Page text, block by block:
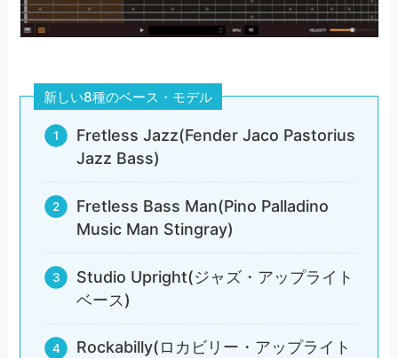
新しい8種のベース・モデル
Fretless Jazz(Fender Jaco Pastorius
Jazz Bass)
Fretless Bass Man(Pino Palladino
Music Man Stingray)
Studio Upright(ジャズ・アップライト
ベース)
Rockabilly(ロカビリー・アップライト